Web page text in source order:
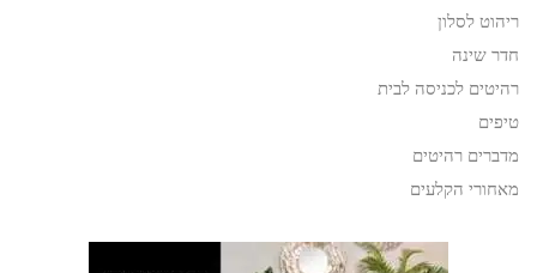
ריהוט לסלון
חדר שינה
רהיטים לכניסה לבית
טיפים
מדברים רהיטים
מאחורי הקלעים